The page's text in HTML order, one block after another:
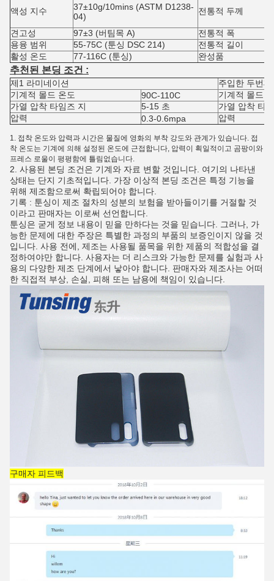
액성 지수
37±10g/10mins (ASTM D1238-
04)
전통적 두께
견고성 97±3 (버팀목 A)
전통적 폭
용융 범위
55-75C (툰싱 DSC 214)
전통적 길이
활성 온도
77-116C (툰싱) 완성품
추천된 본딩 조건 :
제1 라미네이션
주입한 두번째
기계적 몰드 온도
90C-110C
기계적 몰드
가열 압착 타임즈 지
5-15 초
가열 압착 타
압력
0.3-0.6mpa 압력
1. 접착 온도와 압력과 시간은 물질에 영화의 부착 강도와 관계가 있습니다. 접
착 온도는 기계에 의해 설정된 온도에 근접합니다, 압력이 획일적이고 곰팡이와
프레스 로울이 평평함에 틀림없습니다.
2. 사용된 본딩 조건은 기계와 자료 변할 것입니다. 여기의 나타낸
상태는 단지 기초적입니다. 가장 이상적 본딩 조건은 특정 기능을
위해 제조함으로써 확립되어야 합니다.
기록 : 툰싱이 제조 절차의 성분의 보험을 받아들이기를 거절할 것
이라고 판매자는 이로써 선언합니다.
툰싱은 굳게 정보 내용이 믿을 만하다는 것을 믿습니다. 그러나, 가
능한 문제에 대한 주장은 특별한 과정의 부품의 보증인이지 않을 것
입니다. 사용 전에, 제조는 사용될 품목을 위한 제품의 적합성을 결
정하여야만 합니다. 사용자는 더 리스크와 가능한 문제를 실험과 사
용의 다양한 제조 단계에서 낳아야 합니다. 판매자와 제조사는 어떠
한 직접적 부상, 손실, 피해 또는 남용에 책임이 있습니다.
구매자 피드백